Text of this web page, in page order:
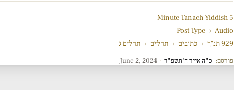
5 Minute Tanach Yiddish
Post Type › Audio
929 תנ"ך
› כתובים › תהלים › תהלים ג
פורסם: כ"ה אייר ה'תשפ"ד ·
June 2, 2024